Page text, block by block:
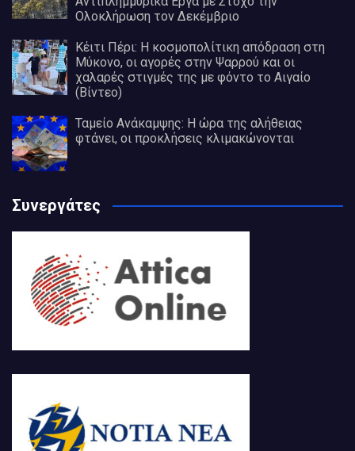
Ολοκλήρωση τον Δεκέμβριο
Κέιτι Πέρι: Η κοσμοπολίτικη απόδραση στη
Μύκονο, οι αγορές στην Ψαρρού και οι
χαλαρές στιγμές της με φόντο το Αιγαίο
(Βίντεο)
Ταμείο Ανάκαμψης: Η ώρα της αλήθειας
φτάνει, οι προκλήσεις κλιμακώνονται
Συνεργάτες